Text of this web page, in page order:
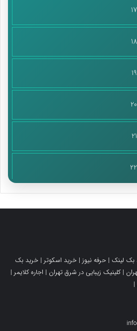
بک لینک | حرفه نیوز | خرید اسکوتر | خرید بک
|کلینیک زیبایی در شرق تهران | اجاره کلایمر |
|